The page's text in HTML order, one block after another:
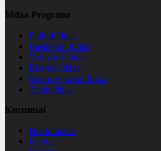
İddaa Programı
Futbol İddaa
Basketbol İddaa
Voleybol İddaa
Bilardo İddaa
Motor Sporları İddaa
Tenis İddaa
Kurumsal
Hakkımızda
Künye